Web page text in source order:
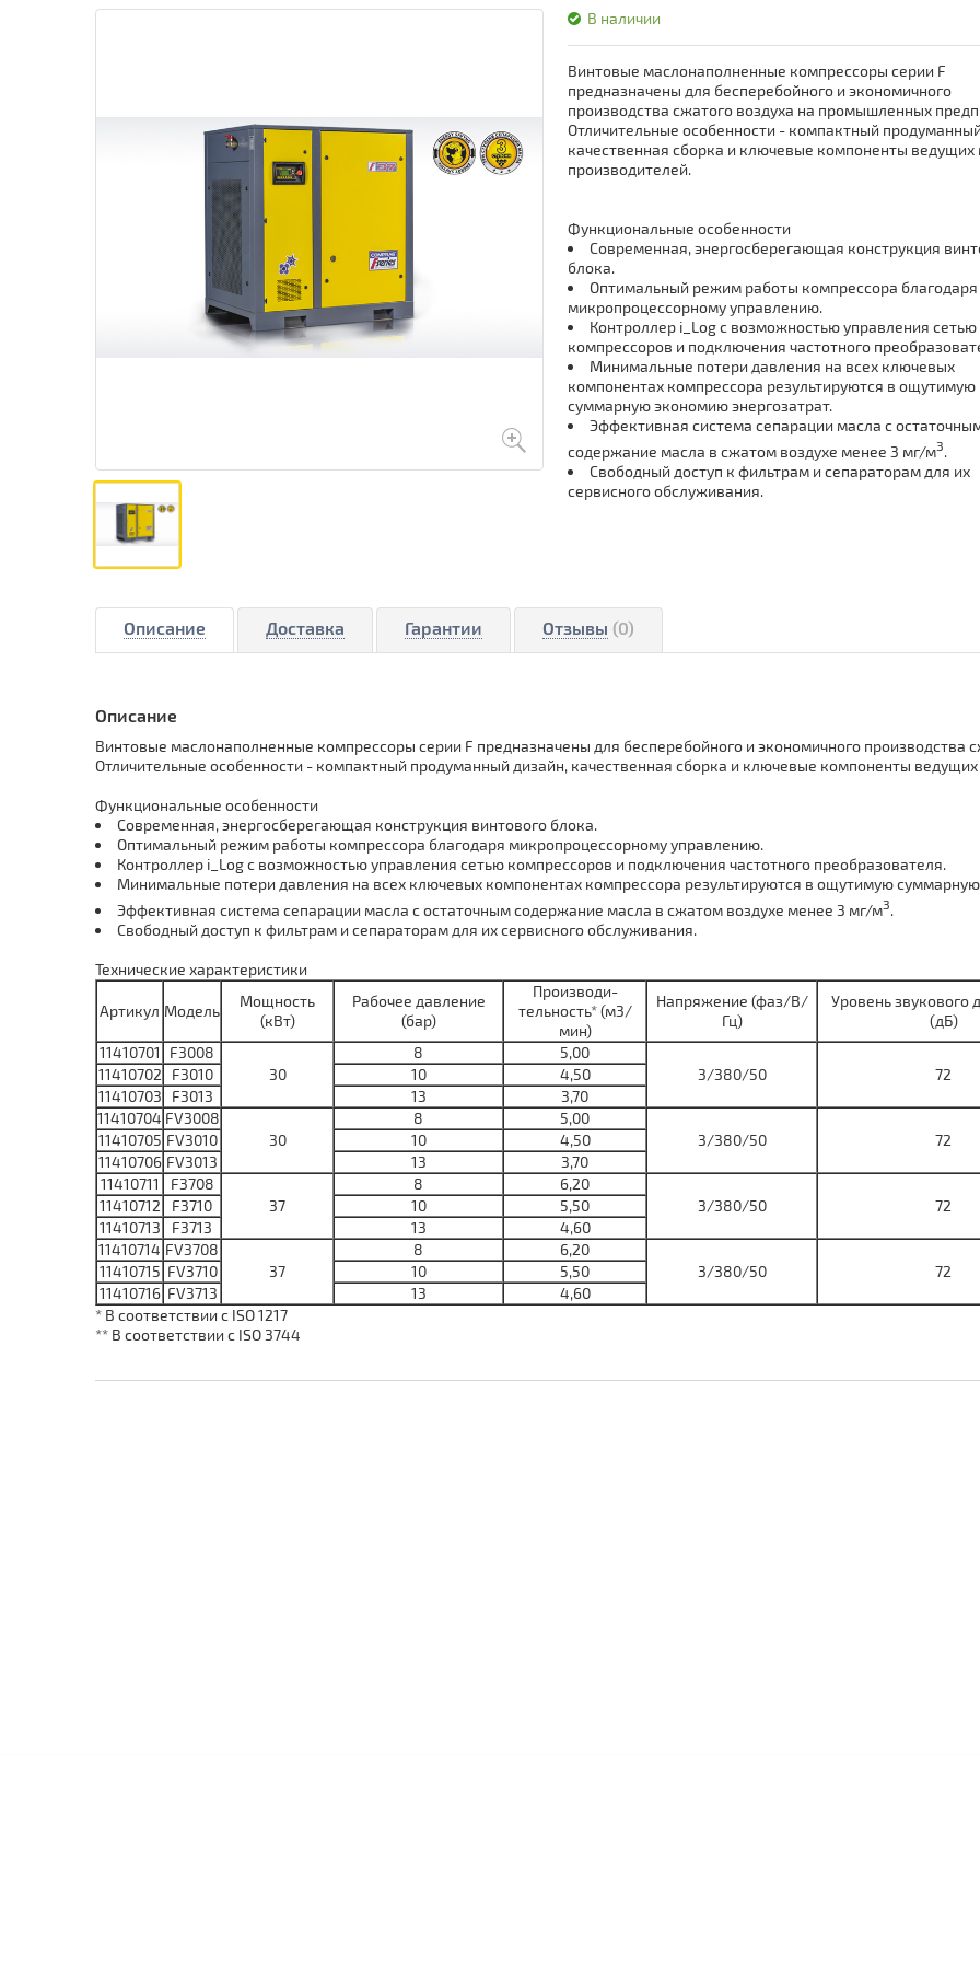
В наличии
Винтовые маслонаполненные компрессоры серии F
предназначены для бесперебойного и экономичного
производства сжатого воздуха на промышленных
Отличительные особенности - компактный
качественная сборка и ключевые компоненты
производителей.
Функциональные особенности
Современная, энергосберегающая конструкция
блока.
Оптимальный режим работы компрессора благодаря
микропроцессорному управлению.
Контроллер i_Log с возможностью управления сетью
компрессоров и подключения частотного
Минимальные потери давления на всех ключевых
компонентах компрессора результируются в ощутимую
суммарную экономию энергозатрат.
Эффективная система сепарации масла с
содержание масла в сжатом воздухе менее 3 мг/м3.
Свободный доступ к фильтрам и сепараторам для их
сервисного обслуживания.
Описание Доставка Гарантии Отзывы (0)
Описание
Винтовые маслонаполненные компрессоры серии F предназначены для бесперебойного и экономичного производства
Отличительные особенности - компактный продуманный дизайн, качественная сборка и ключевые компоненты
Функциональные особенности
Современная, энергосберегающая конструкция винтового блока.
Оптимальный режим работы компрессора благодаря микропроцессорному управлению.
Контроллер i_Log с возможностью управления сетью компрессоров и подключения частотного преобразователя.
Минимальные потери давления на всех ключевых компонентах компрессора результируются в ощутимую
Эффективная система сепарации масла с остаточным содержание масла в сжатом воздухе менее 3 мг/м3.
Свободный доступ к фильтрам и сепараторам для их сервисного обслуживания.
Технические характеристики
Артикул Модель
Мощность
(кВт)
Рабочее давление
(бар)
Производи-
тельность* (м3/
мин)
Напряжение (фаз/В/
Гц)
Уровень звукового
(дБ)
11410701
F3008
30
8
5,00
3/380/50
72
11410702 F3010 10
4,50
11410703
F3013 13
3,70
11410704 FV3008
30
8
5,00
3/380/50
72
11410705 FV3010 10
4,50
11410706 FV3013 13
3,70
11410711
F3708
37
8
6,20
3/380/50
72
11410712 F3710 10
5,50
11410713
F3713 13
4,60
11410714 FV3708
37
8
6,20
3/380/50
72
11410715 FV3710 10
5,50
11410716 FV3713 13
4,60
* В соответствии с ISO 1217
** В соответствии с ISO 3744